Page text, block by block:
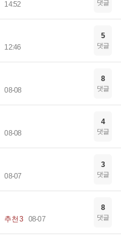
14:52 댓글
12:46
5
댓글
08-08
8
댓글
08-08
4
댓글
08-07
3
댓글
추천 3 08-07
8
댓글